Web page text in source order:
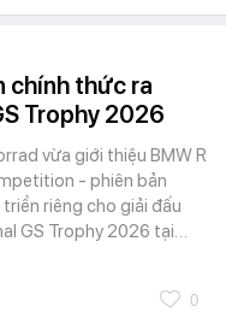
chính thức ra
Trophy 2026
vừa giới thiệu BMW R
- phiên bản
riêng cho giải đấu
GS Trophy 2026 tại…
0